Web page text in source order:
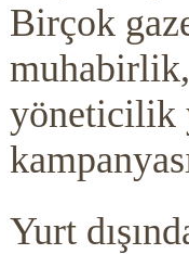
Birçok
yöneticilik
Yurt